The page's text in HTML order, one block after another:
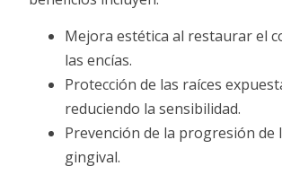
Mejora estética al restaurar el
las encías.
Protección de las raíces
reduciendo la sensibilidad.
Prevención de la progresión de
gingival.